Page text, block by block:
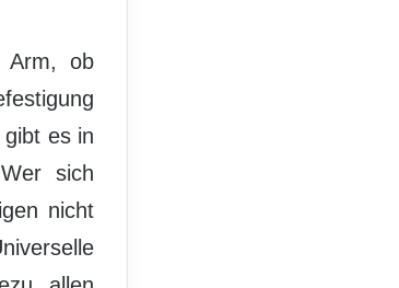
Arm, ob
es in
sich
nicht